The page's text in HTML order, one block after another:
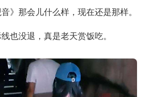
》那会儿什么样，现在还是那样。
也没退，真是老天赏饭吃。